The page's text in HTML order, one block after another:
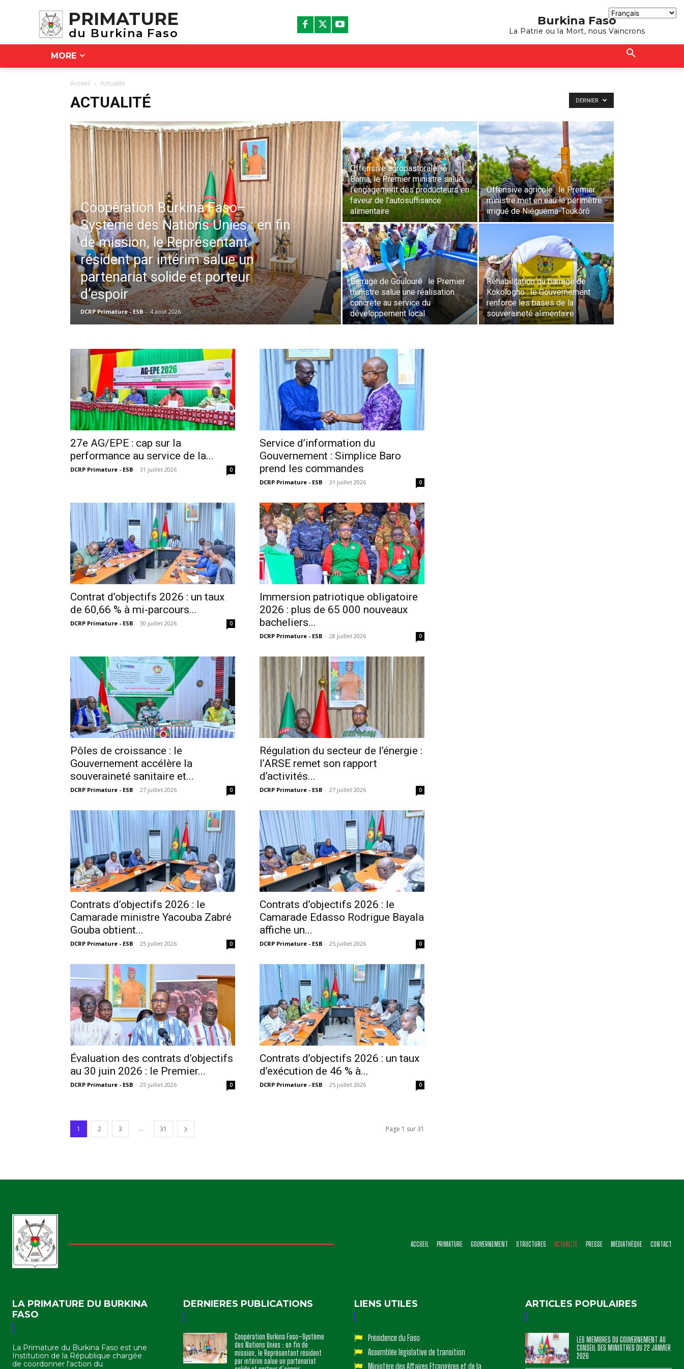
PRIMATURE
du Burkina Faso
Burkina Faso
La Patrie ou la Mort, nous Vaincrons
MORE
Accueil Actualité
ACTUALITÉ DERNIER
Coopération Burkina Faso–
Système des Nations Unies : en fin
de mission, le Représentant
résident par intérim salue un
partenariat solide et porteur
d’espoir
DCRP Primature - ESB - 4 août 2026
Offensive agropastorale : à
Bama, le Premier ministre salue
l’engagement des producteurs en
faveur de l’autosuffisance
alimentaire
Offensive agricole : le Premier
ministre met en eau le périmètre
irrigué de Niéguéma-Toukôrô
Barrage de Goulouré : le Premier
ministre salue une réalisation
concrète au service du
développement local
Réhabilitation du barrage de
Kokologho : le Gouvernement
renforce les bases de la
souveraineté alimentaire ‎
27e AG/EPE : cap sur la
performance au service de la...
DCRP Primature - ESB - 31 juillet 2026 0
Service d’information du
Gouvernement : Simplice Baro
prend les commandes
DCRP Primature - ESB - 31 juillet 2026 0
Contrat d’objectifs 2026 : un taux
de 60,66 % à mi-parcours...
DCRP Primature - ESB - 30 juillet 2026 0
Immersion patriotique obligatoire
2026 : plus de 65 000 nouveaux
bacheliers...
DCRP Primature - ESB - 28 juillet 2026 0
‎Pôles de croissance : le
Gouvernement accélère la
souveraineté sanitaire et...
DCRP Primature - ESB - 27 juillet 2026 0
‎Régulation du secteur de l’énergie :
l’ARSE remet son rapport
d’activités...
DCRP Primature - ESB - 27 juillet 2026 0
Contrats d’objectifs 2026 : le
Camarade ministre Yacouba Zabré
Gouba obtient...
DCRP Primature - ESB - 25 juillet 2026 0
Contrats d’objectifs 2026 : le
Camarade Edasso Rodrigue Bayala
affiche un...
DCRP Primature - ESB - 25 juillet 2026 0
Évaluation des contrats d’objectifs
au 30 juin 2026 : le Premier...
DCRP Primature - ESB - 25 juillet 2026 0
Contrats d’objectifs 2026 : un taux
d’exécution de 46 % à...
DCRP Primature - ESB - 25 juillet 2026 0
1 2 3 ... 31 Page 1 sur 31
ACCUEIL PRIMATURE GOUVERNEMENT STRUCTURES ACTUALITÉ PRESSE MÉDIATHÈQUE CONTACT
LA PRIMATURE DU BURKINA
FASO
La Primature du Burkina Faso est une
Institution de la République chargée
de coordonner l'action du
DERNIERES PUBLICATIONS
Coopération Burkina Faso–Système
des Nations Unies : en fin de
mission, le Représentant résident
par intérim salue un partenariat
LIENS UTILES
Présidence du Faso
Assemblée législative de transition
Ministère des Affaires Etrangères et de la
ARTICLES POPULAIRES
LES MEMBRES DU GOUVERNEMENT AU
CONSEIL DES MINISTRES DU 22 JANVIER
2026